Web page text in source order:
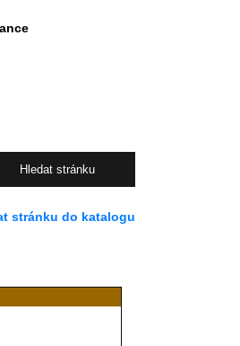
stránku do katalogu